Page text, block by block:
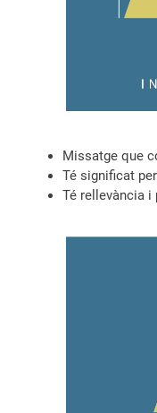
Missatge que
Té significat
Té rellevància i